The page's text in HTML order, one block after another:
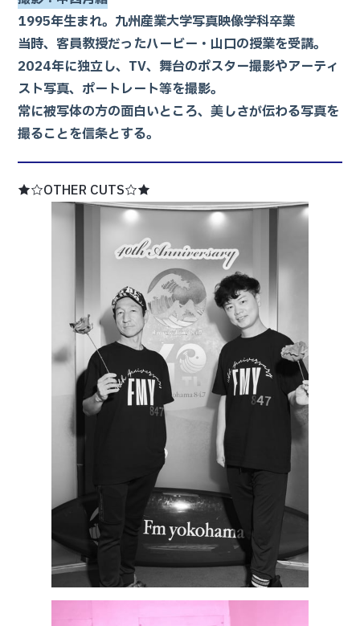
1995年生まれ。九州産業大学写真映像学科卒業
当時、客員教授だったハービー・山口の授業を受講。
2024年に独立し、TV、舞台のポスター撮影やアーティ
スト写真、ポートレート等を撮影。
常に被写体の方の面白いところ、美しさが伝わる写真を
撮ることを信条とする。
★☆OTHER CUTS☆★